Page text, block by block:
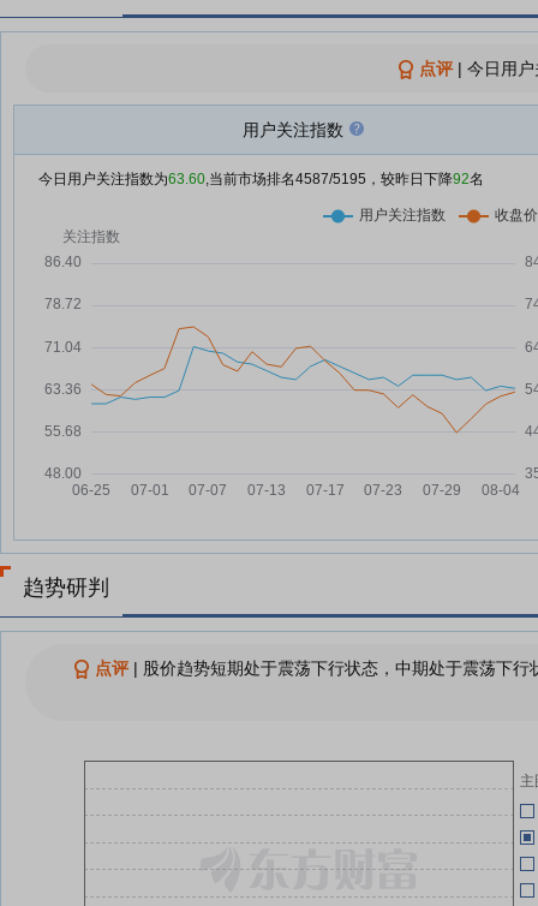
08-03
创业板公司融资余额减少143.74
亿元，12股遭减仓超10%
恒勃股份7月31日快速上涨
07-31
恒勃股份7月31日盘中涨幅达5%
07-31
恒勃股份7月30日盘中跌幅达5%
恒勃股份：融资净偿还359.67万
07-29
07-02
07-01
06-11
06-11
05-13
05-13
04-27
04-27
点评| 今日用
用户关注指数
今日用户关注指数为63.60,当前市场排名4587/5195，较昨日下降92名
趋势研判
点评| 股价趋势短期处于震荡下行状态，中期处于震荡下
主